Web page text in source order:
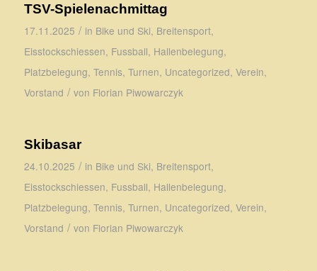
TSV-Spielenachmittag
17.11.2025 / in Bike und Ski, Breitensport,
Eisstockschiessen, Fussball, Hallenbelegung,
Platzbelegung, Tennis, Turnen, Uncategorized, Verein,
Vorstand / von Florian Piwowarczyk
Skibasar
24.10.2025 / in Bike und Ski, Breitensport,
Eisstockschiessen, Fussball, Hallenbelegung,
Platzbelegung, Tennis, Turnen, Uncategorized, Verein,
Vorstand / von Florian Piwowarczyk